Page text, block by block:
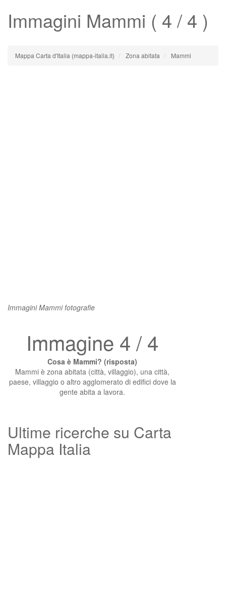
Immagini Mammi ( 4 / 4 )
Mappa Carta d'Italia (mappa-italia.it) Zona abitata Mammi
Immagini Mammi fotografie
Immagine 4 / 4
Cosa è Mammi? (risposta)
Mammi è zona abitata (città, villaggio), una città,
paese, villaggio o altro agglomerato di edifici dove la
gente abita a lavora.
Ultime ricerche su Carta
Mappa Italia